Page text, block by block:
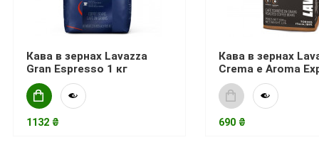
Кава в зернах Lavazza
Gran Espresso 1 кг
1132 ₴
Кава в зернах
Crema e Aroma
690 ₴